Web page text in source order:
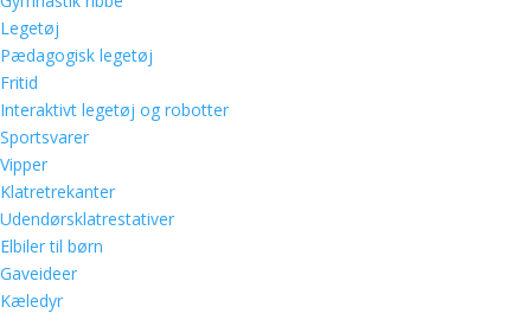
Legetøj
Pædagogisk legetøj
Fritid
Interaktivt legetøj og robotter
Sportsvarer
Vipper
Klatretrekanter
Udendørsklatrestativer
Elbiler til børn
Gaveideer
Kæledyr